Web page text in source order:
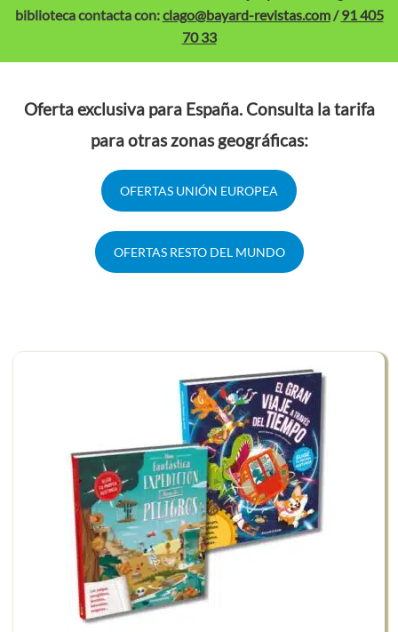
biblioteca contacta con:clago@bayard-revistas.com/91 405
70 33
Oferta exclusiva para España. Consulta la tarifa
para otras zonas geográficas:
OFERTAS UNIÓN EUROPEA
OFERTAS RESTO DEL MUNDO